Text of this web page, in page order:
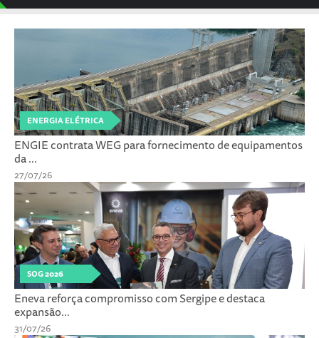
ENERGIA ELÉTRICA
ENGIE contrata WEG para fornecimento de equipamentos
da ...
27/07/26
SOG 2026
Eneva reforça compromisso com Sergipe e destaca
expansão...
31/07/26